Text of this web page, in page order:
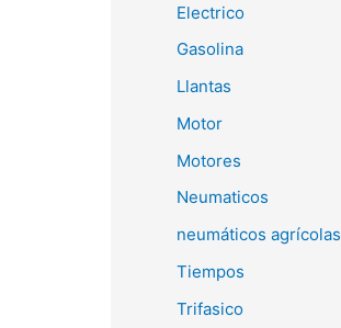
Electrico
Gasolina
Llantas
Motor
Motores
Neumaticos
neumáticos agrícolas
Tiempos
Trifasico